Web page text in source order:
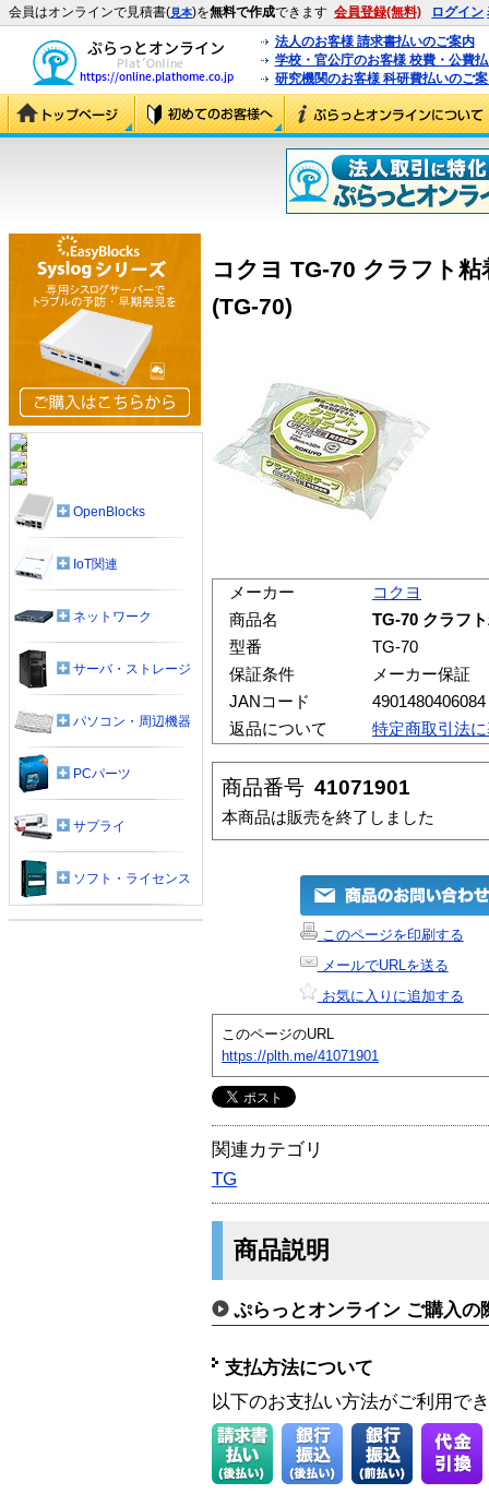
会員はオンラインで見積書(見本)を無料で作成できます 会員登録(無料) ログイン
法人のお客様 請求書払いのご案内
学校・官公庁のお客様 校費・公費
研究機関のお客様 科研費払いのご
コクヨ TG-70 クラフト
(TG-70)
メーカー
コクヨ
商品名
TG-70 クラフ
型番
TG-70
保証条件
メーカー保証
JANコード
4901480406084
返品について
特定商取引法
商品番号 41071901
本商品は販売を終了しました
このページを印刷する
メールでURLを送る
お気に入りに追加する
このページのURL
https://plth.me/41071901
関連カテゴリ
TG
商品説明
ぷらっとオンライン ご購入の
支払方法について
以下のお支払い方法がご利用で
OpenBlocks
IoT関連
ネットワーク
サーバ・ストレージ
パソコン・周辺機器
PCパーツ
サプライ
ソフト・ライセンス